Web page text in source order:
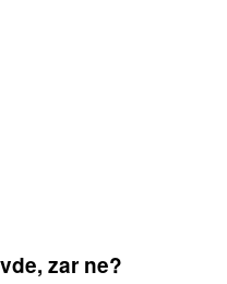
zar ne?